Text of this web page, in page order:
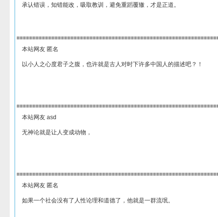
承认错误，知错能改，吸取教训，避免重蹈覆辙，才是正道。
本站网友 匿名
以小人之心度君子之腹，也许就是古人对时下许多中国人的描述吧？！
本站网友 asd
无神论就是让人变成动物，
本站网友 匿名
如果一个社会没有了人性论理和道德了，他就是一群流氓。